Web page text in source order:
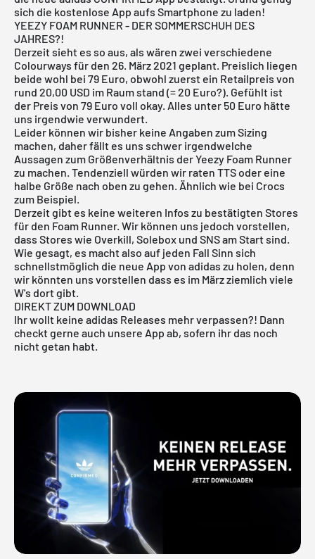
sich die kostenlose App aufs Smartphone zu laden!
YEEZY FOAM RUNNER - DER SOMMERSCHUH DES
JAHRES?!
Derzeit sieht es so aus, als wären zwei verschiedene
Colourways für den 26. März 2021 geplant. Preislich liegen
beide wohl bei 79 Euro, obwohl zuerst ein Retailpreis von
rund 20,00 USD im Raum stand (= 20 Euro?). Gefühlt ist
der Preis von 79 Euro voll okay. Alles unter 50 Euro hätte
uns irgendwie verwundert.
Leider können wir bisher keine Angaben zum Sizing
machen, daher fällt es uns schwer irgendwelche
Aussagen zum Größenverhältnis der Yeezy Foam Runner
zu machen. Tendenziell würden wir raten TTS oder eine
halbe Größe nach oben zu gehen. Ähnlich wie bei Crocs
zum Beispiel.
Derzeit gibt es keine weiteren Infos zu bestätigten Stores
für den Foam Runner. Wir können uns jedoch vorstellen,
dass Stores wie Overkill, Solebox und SNS am Start sind.
Wie gesagt, es macht also auf jeden Fall Sinn sich
schnellstmöglich die neue App von adidas zu holen, denn
wir könnten uns vorstellen dass es im März ziemlich viele
W's dort gibt.
DIREKT ZUM DOWNLOAD
Ihr wollt keine adidas Releases mehr verpassen?! Dann
checkt gerne auch unsere App ab, sofern ihr das noch
nicht getan habt.